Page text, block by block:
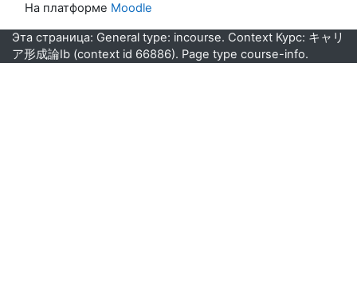
На платформе Moodle
Эта страница: General type: incourse. Context Курс: キャリ
ア形成論Ⅰb (context id 66886). Page type course-info.